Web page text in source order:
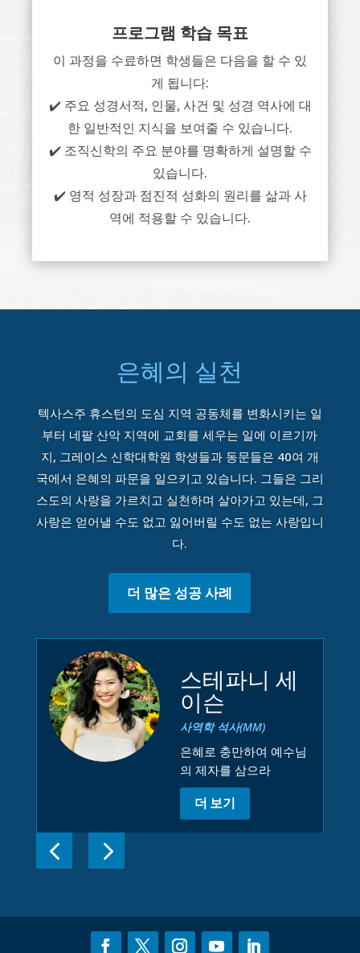
프로그램 학습 목표
이 과정을 수료하면 학생들은 다음을 할 수 있
게 됩니다:
✔️ 주요 성경서적, 인물, 사건 및 성경 역사에 대
한 일반적인 지식을 보여줄 수 있습니다.
✔️ 조직신학의 주요 분야를 명확하게 설명할 수
있습니다.
✔️ 영적 성장과 점진적 성화의 원리를 삶과 사
역에 적용할 수 있습니다.
은혜의 실천
텍사스주 휴스턴의 도심 지역 공동체를 변화시키는 일
부터 네팔 산악 지역에 교회를 세우는 일에 이르기까
지, 그레이스 신학대학원 학생들과 동문들은 40여 개
국에서 은혜의 파문을 일으키고 있습니다. 그들은 그리
스도의 사랑을 가르치고 실천하며 살아가고 있는데, 그
사랑은 얻어낼 수도 없고 잃어버릴 수도 없는 사랑입니
다.
더 많은 성공 사례
스테파니 세
이슨
사역학 석사(MM)
은혜로 충만하여 예수님
의 제자를 삼으라
더 보기